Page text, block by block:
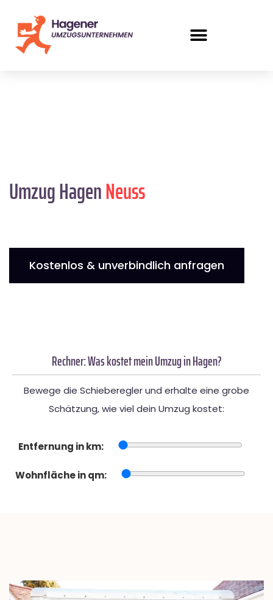
Umzug HagenNeuss
Kostenlos & unverbindlich anfragen
Rechner: Was kostet mein Umzug in Hagen?
Bewege die Schieberegler und erhalte eine grobe
Schätzung, wie viel dein Umzug kostet:
Entfernung in km:
Wohnfläche in qm: